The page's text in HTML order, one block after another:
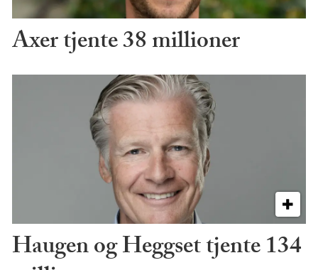
Axer tjente 38 millioner
Haugen og Heggset tjente 134